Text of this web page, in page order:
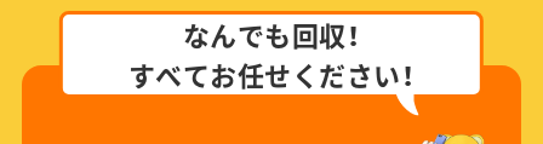
なんでも回収！
すべてお任せください！